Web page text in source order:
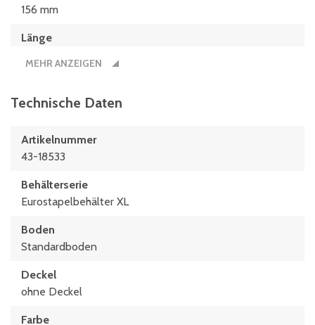
156 mm
Länge
MEHR ANZEIGEN
Technische Daten
Artikelnummer
43-18533
Behälterserie
Eurostapelbehälter XL
Boden
Standardboden
Deckel
ohne Deckel
Farbe